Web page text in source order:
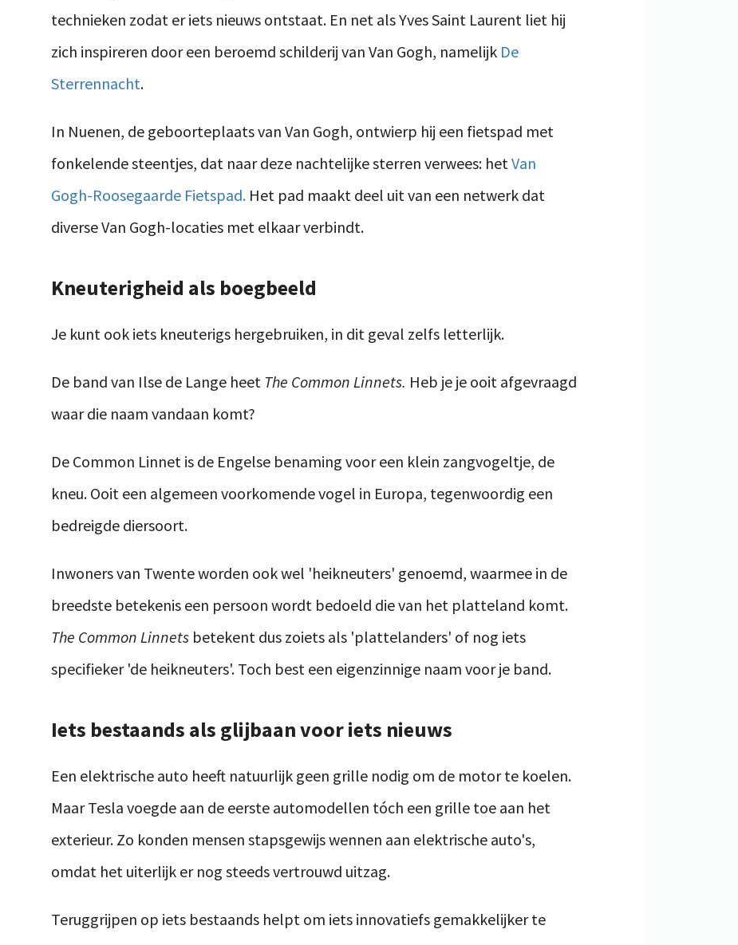
technieken zodat er iets nieuws ontstaat. En net als Yves Saint Laurent liet hij
zich inspireren door een beroemd schilderij van Van Gogh, namelijk De
Sterrennacht.
In Nuenen, de geboorteplaats van Van Gogh, ontwierp hij een fietspad met
fonkelende steentjes, dat naar deze nachtelijke sterren verwees: hetVan
Gogh-Roosegaarde Fietspad. Het pad maakt deel uit van een netwerk dat
diverse Van Gogh-locaties met elkaar verbindt.
Kneuterigheid als boegbeeld
Je kunt ook iets kneuterigs hergebruiken, in dit geval zelfs letterlijk.
De band van Ilse de Lange heet The Common Linnets. Heb je je ooit afgevraagd
waar die naam vandaan komt?
De Common Linnet is de Engelse benaming voor een klein zangvogeltje, de
kneu. Ooit een algemeen voorkomende vogel in Europa, tegenwoordig een
bedreigde diersoort.
Inwoners van Twente worden ook wel 'heikneuters' genoemd, waarmee in de
breedste betekenis een persoon wordt bedoeld die van het platteland komt.
The Common Linnets betekent dus zoiets als 'plattelanders' of nog iets
specifieker 'de heikneuters'. Toch best een eigenzinnige naam voor je band.
Iets bestaands als glijbaan voor iets nieuws
Een elektrische auto heeft natuurlijk geen grille nodig om de motor te koelen.
Maar Tesla voegde aan de eerste automodellen tóch een grille toe aan het
exterieur. Zo konden mensen stapsgewijs wennen aan elektrische auto's,
omdat het uiterlijk er nog steeds vertrouwd uitzag.
Teruggrijpen op iets bestaands helpt om iets innovatiefs gemakkelijker te